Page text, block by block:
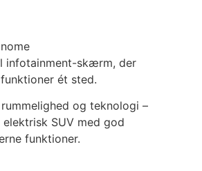
infotainment-skærm, der
ét sted.
og teknologi –
SUV med god
funktioner.